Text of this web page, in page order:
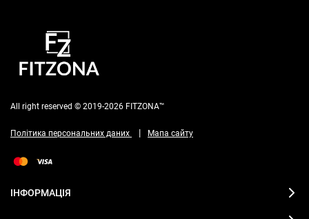
All right reserved © 2019-2026 FITZONA™
Політика персональних даних | Мапа сайту
ІНФОРМАЦІЯ